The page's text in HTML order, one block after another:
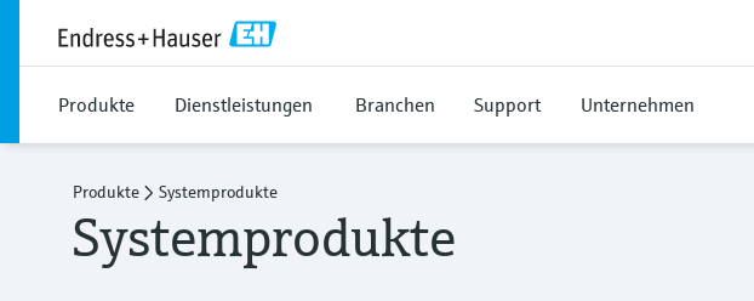
Produkte Dienstleistungen Branchen Support Unternehmen
Produkte Systemprodukte
Systemprodukte